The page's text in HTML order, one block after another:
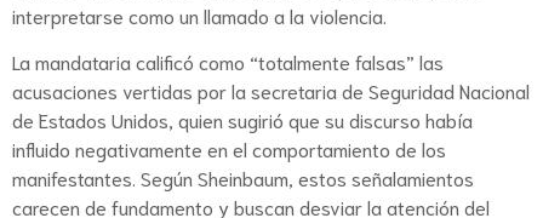
interpretarse como un llamado a la violencia.
La mandataria calificó como “totalmente falsas” las
acusaciones vertidas por la secretaria de Seguridad Nacional
de Estados Unidos, quien sugirió que su discurso había
influido negativamente en el comportamiento de los
manifestantes. Según Sheinbaum, estos señalamientos
carecen de fundamento y buscan desviar la atención del